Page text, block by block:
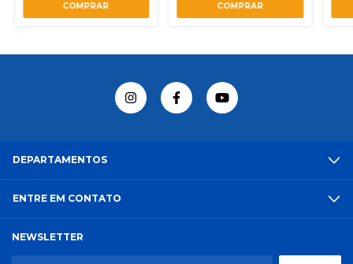
COMPRAR
DEPARTAMENTOS
ENTRE EM CONTATO
NEWSLETTER